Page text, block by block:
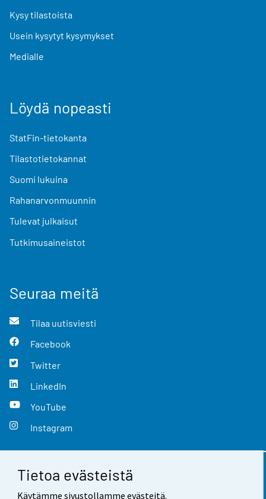
Tietoa evästeistä
Käytämme sivustollamme evästeitä.
Kysy tilastoista
Usein kysytyt kysymykset
Medialle
Löydä nopeasti
StatFin-tietokanta
Tilastotietokannat
Suomi lukuina
Rahanarvonmuunnin
Tulevat julkaisut
Tutkimusaineistot
Seuraa meitä
Tilaa uutisviesti
Facebook
Twitter
LinkedIn
YouTube
Instagram
Yhteystiedot